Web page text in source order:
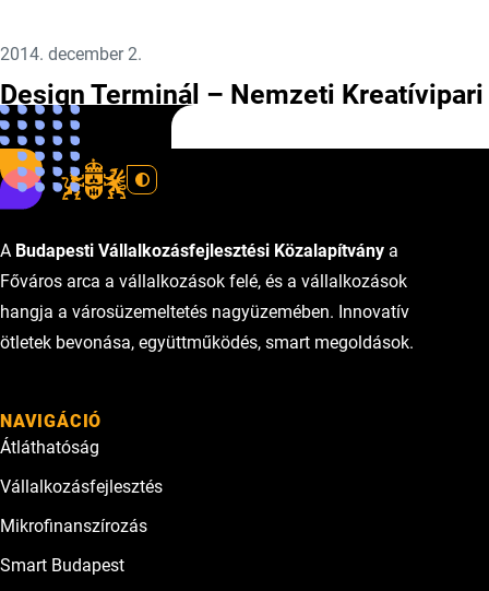
Közzétéve:
2014. december 2.
Design Terminál – Nemzeti Kreatívipari
Központ
A Budapesti Vállalkozásfejlesztési Közalapítvány a
Főváros arca a vállalkozások felé, és a vállalkozások
hangja a városüzemeltetés nagyüzemében. Innovatív
ötletek bevonása, együttműködés, smart megoldások.
NAVIGÁCIÓ
Átláthatóság
Vállalkozásfejlesztés
Mikrofinanszírozás
Smart Budapest